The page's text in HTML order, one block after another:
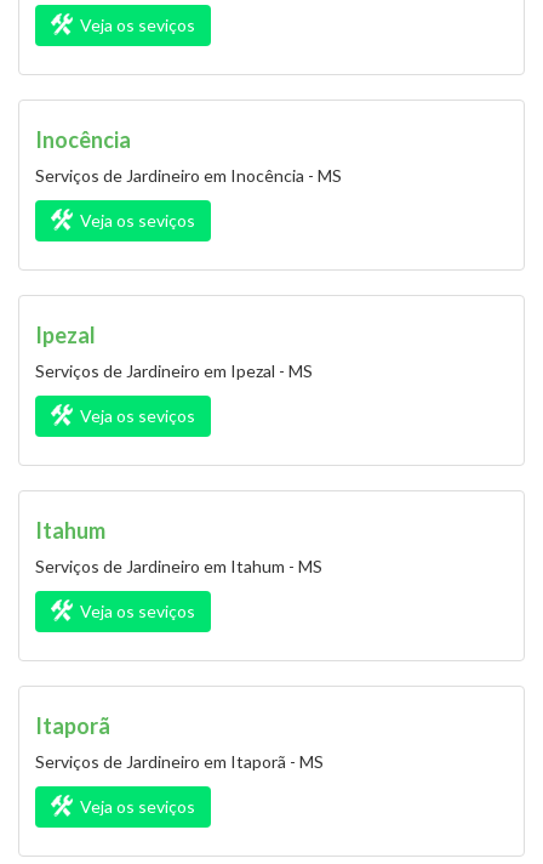
Veja os seviços
Inocência
Serviços de Jardineiro em Inocência - MS
Veja os seviços
Ipezal
Serviços de Jardineiro em Ipezal - MS
Veja os seviços
Itahum
Serviços de Jardineiro em Itahum - MS
Veja os seviços
Itaporã
Serviços de Jardineiro em Itaporã - MS
Veja os seviços